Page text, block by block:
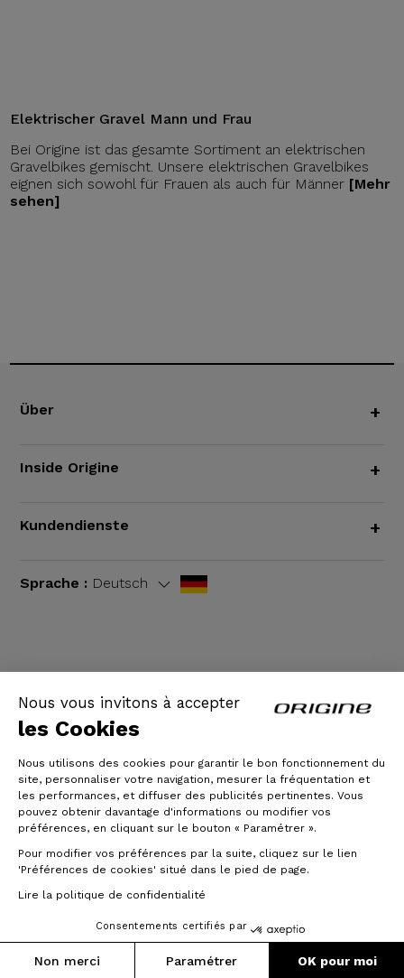
Nous vous invitons à accepter
les Cookies
Nous utilisons des cookies pour garantir le bon fonctionnement du
site, personnaliser votre navigation, mesurer la fréquentation et
les performances, et diffuser des publicités pertinentes. Vous
pouvez obtenir davantage d'informations ou modifier vos
préférences, en cliquant sur le bouton « Paramétrer ».
Pour modifier vos préférences par la suite, cliquez sur le lien
'Préférences de cookies' situé dans le pied de page.
Lire la politique de confidentialité
Consentements certifiés par
Non merci Paramétrer OK pour moi
Elektrischer Gravel Mann und Frau
Bei Origine ist das gesamte Sortiment an elektrischen
Gravelbikes gemischt. Unsere elektrischen Gravelbikes
eignen sich sowohl für Frauen als auch für Männer [Mehr
sehen]
Über +
Inside Origine +
Kundendienste +
Sprache : Deutsch
© Origine Cycles